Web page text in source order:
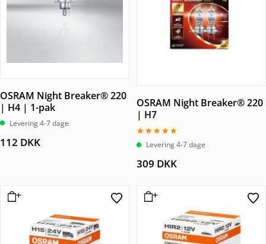
OSRAM Night Breaker® 220
| H4 | 1-pak
Levering 4-7 dage
112 DKK
OSRAM Night Breaker® 220
| H7
Vurderet
5.00Levering 4-7 dage
309 DKK